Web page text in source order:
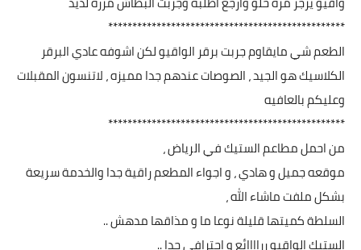
*************************************************
الطعم شي مايقاوم جربت برقر الواقيو لكن اشوفه عادي البرقر
الكلاسيك هو الجيد ، الصوصات عندهم جدا مميزه ، لاتنسون المقبلات
وعليكم بالعافيه
*************************************************
من احمل مطاعم الستيك في الرياض ،
موقعه جميل و هادي ، و اجواء المطعم راقية جدا والخدمة سريعة
بشكل ملفت ماشاء الله ،
السلطة كميتها قليلة نوعا ما و مذاقها مدهش ..
الستيك الواقيو رراااائع و احترافي جدا ..